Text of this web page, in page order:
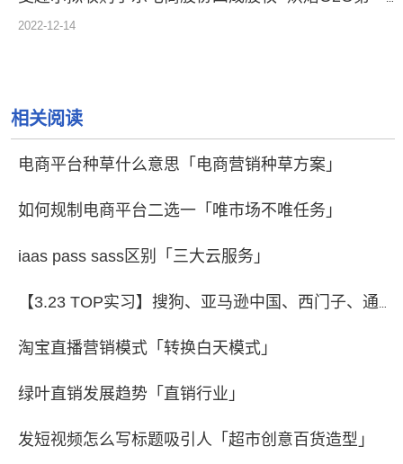
2022-12-14
相关阅读
电商平台种草什么意思「电商营销种草方案」
如何规制电商平台二选一「唯市场不唯任务」
iaas pass sass区别「三大云服务」
淘宝直播营销模式「转换白天模式」
绿叶直销发展趋势「直销行业」
发短视频怎么写标题吸引人「超市创意百货造型」